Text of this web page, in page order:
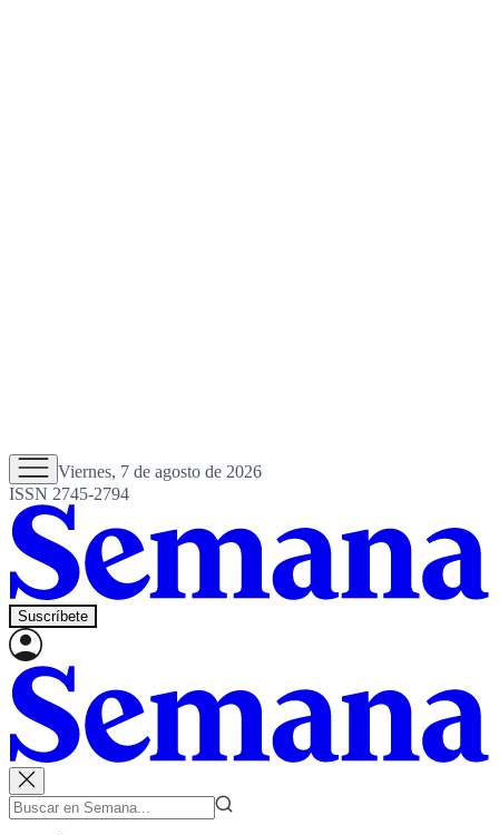
Viernes, 7 de agosto de 2026
ISSN 2745-2794
Suscríbete